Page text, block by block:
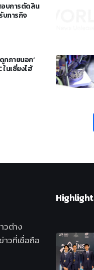
อบการตัดสิน
บภารกิจ
กภายนอก’
ในเซี่ยงไฮ้
วต่าง
าวที่เชื่อถือ
Highlight